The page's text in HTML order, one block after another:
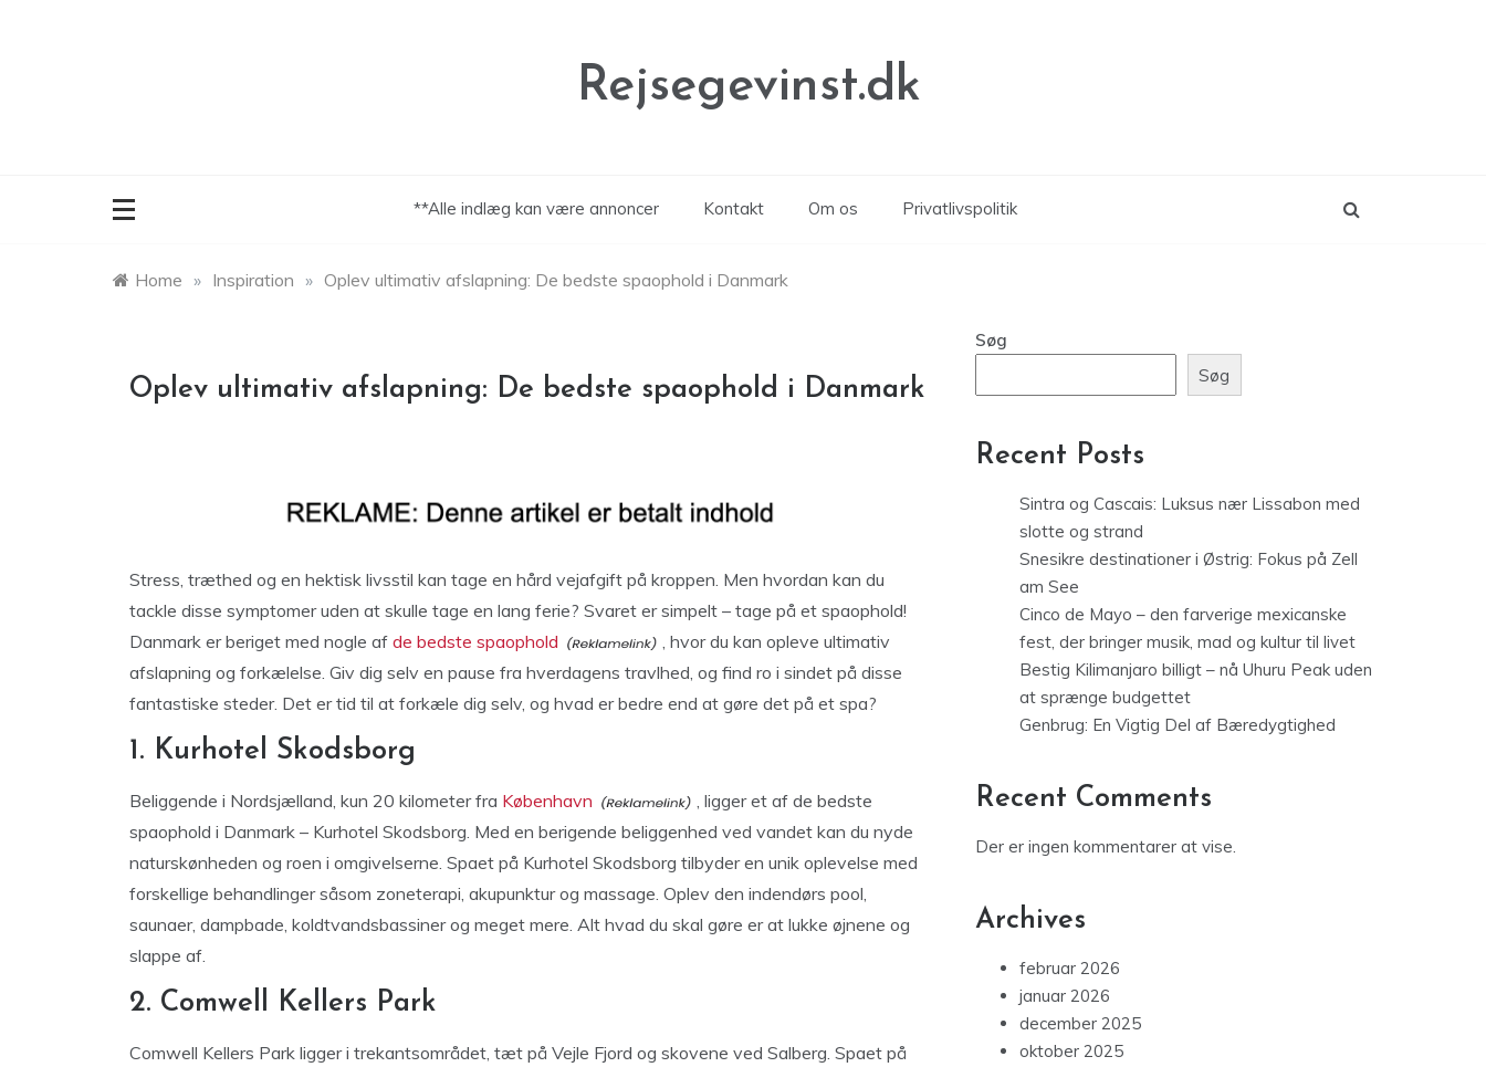
Rejsegevinst.dk
**Alle indlæg kan være annoncer Kontakt Om os Privatlivspolitik
Home » Inspiration » Oplev ultimativ afslapning: De bedste spaophold i Danmark
Oplev ultimativ afslapning: De bedste spaophold i Danmark
Stress, træthed og en hektisk livsstil kan tage en hård vejafgift på kroppen. Men hvordan kan du
tackle disse symptomer uden at skulle tage en lang ferie? Svaret er simpelt – tage på et spaophold!
Danmark er beriget med nogle af de bedste spaophold
, hvor du kan opleve ultimativ
afslapning og forkælelse. Giv dig selv en pause fra hverdagens travlhed, og find ro i sindet på disse
fantastiske steder. Det er tid til at forkæle dig selv, og hvad er bedre end at gøre det på et spa?
1. Kurhotel Skodsborg
Beliggende i Nordsjælland, kun 20 kilometer fra København
, ligger et af de bedste
spaophold i Danmark – Kurhotel Skodsborg. Med en berigende beliggenhed ved vandet kan du nyde
naturskønheden og roen i omgivelserne. Spaet på Kurhotel Skodsborg tilbyder en unik oplevelse med
forskellige behandlinger såsom zoneterapi, akupunktur og massage. Oplev den indendørs pool,
saunaer, dampbade, koldtvandsbassiner og meget mere. Alt hvad du skal gøre er at lukke øjnene og
slappe af.
2. Comwell Kellers Park
Comwell Kellers Park ligger i trekantsområdet, tæt på Vejle Fjord og skovene ved Salberg. Spaet på
Søg
Søg
Recent Posts
Sintra og Cascais: Luksus nær Lissabon med
slotte og strand
Snesikre destinationer i Østrig: Fokus på Zell
am See
Cinco de Mayo – den farverige mexicanske
fest, der bringer musik, mad og kultur til livet
Bestig Kilimanjaro billigt – nå Uhuru Peak uden
at sprænge budgettet
Genbrug: En Vigtig Del af Bæredygtighed
Recent Comments
Der er ingen kommentarer at vise.
Archives
februar 2026
januar 2026
december 2025
oktober 2025